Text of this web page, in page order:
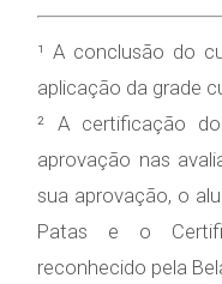
¹ A conclusão do
aplicação da grade
² A certificação
aprovação nas
sua aprovação, o
Patas e o
reconhecido pela